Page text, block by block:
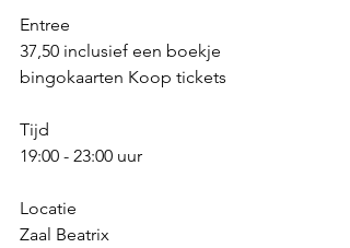
Entree
37,50 inclusief een boekje
bingokaarten Koop tickets
Tijd
19:00 - 23:00 uur
Locatie
Zaal Beatrix